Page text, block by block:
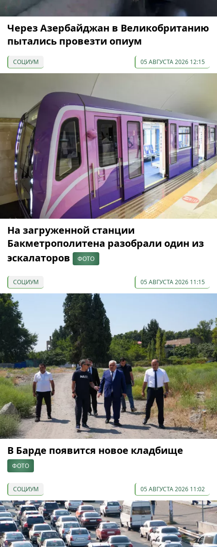
Через Азербайджан в Великобританию
пытались провезти опиум
СОЦИУМ 05 АВГУСТА 2026 12:15
На загруженной станции
Бакметрополитена разобрали один из
эскалаторов
ФОТО
СОЦИУМ 05 АВГУСТА 2026 11:15
В Барде появится новое кладбище
ФОТО
СОЦИУМ 05 АВГУСТА 2026 11:02